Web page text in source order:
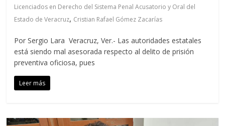
Licenciados en Derecho del Sistema Penal Acusatorio y Oral del
Estado de Veracruz, Cristian Rafael Gómez Zacarías
Por Sergio Lara Veracruz, Ver.- Las autoridades estatales
está siendo mal asesorada respecto al delito de prisión
preventiva oficiosa, pues
Leer más